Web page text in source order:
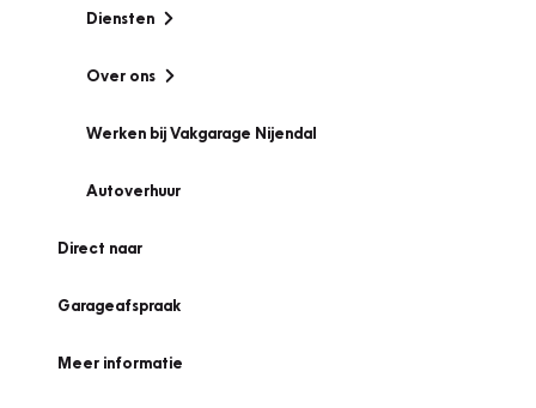
Diensten
Over ons
Werken bij Vakgarage Nijendal
Autoverhuur
Direct naar
Garageafspraak
Meer informatie